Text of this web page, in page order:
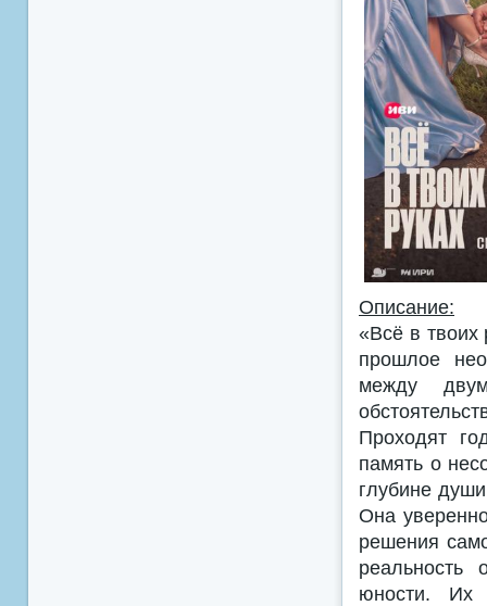
Описание:
«Всё в твоих
прошлое
между
Проходят
память о
глубине
Она
решения
реальность
юности. Их